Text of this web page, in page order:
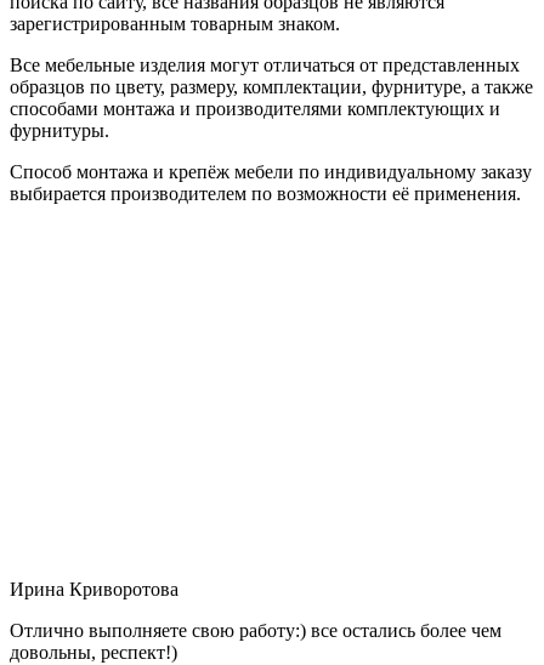
зарегистрированным товарным знаком.
Все мебельные изделия могут отличаться от представленных
образцов по цвету, размеру, комплектации, фурнитуре, а также
способами монтажа и производителями комплектующих и
фурнитуры.
Способ монтажа и крепёж мебели по индивидуальному заказу
выбирается производителем по возможности её применения.
Ирина Криворотова
Отлично выполняете свою работу:) все остались более чем
довольны, респект!)